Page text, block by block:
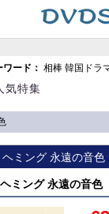
ワード： 相棒 韓国ドラ
気特集
ミング 永遠の音色
ミング 永遠の音色